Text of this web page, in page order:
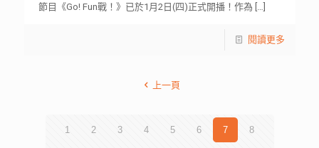
節目《Go! Fun戰！》已於1月2日(四)正式開播！作為
閱讀更多
上一頁
1 2 3 4 5 6 7 8